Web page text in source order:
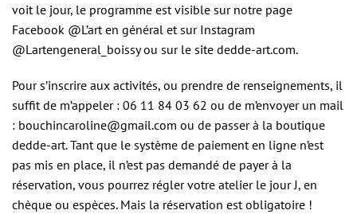
voit le jour, le programme est visible sur notre page
Facebook @L’art en général et sur Instagram
@Lartengeneral_boissy ou sur le site dedde-art.com.
Pour s’inscrire aux activités, ou prendre de renseignements, il
suffit de m’appeler : 06 11 84 03 62 ou de m’envoyer un mail
: bouchincaroline@gmail.com ou de passer à la boutique
dedde-art. Tant que le système de paiement en ligne n’est
pas mis en place, il n’est pas demandé de payer à la
réservation, vous pourrez régler votre atelier le jour J, en
chèque ou espèces. Mais la réservation est obligatoire !